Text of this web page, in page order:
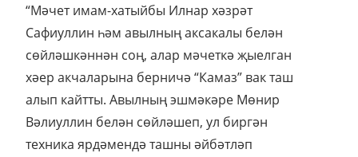
“Мәчет имам-хатыйбы Илнар хәзрәт
Сафиуллин һәм авылның аксакалы белән
сөйләшкәннән соң, алар мәчеткә җыелган
хәер акчаларына берничә “Камаз” вак таш
алып кайтты. Авылның эшмәкәре Мөнир
Вәлиуллин белән сөйләшеп, ул биргән
техника ярдәмендә ташны әйбәтләп